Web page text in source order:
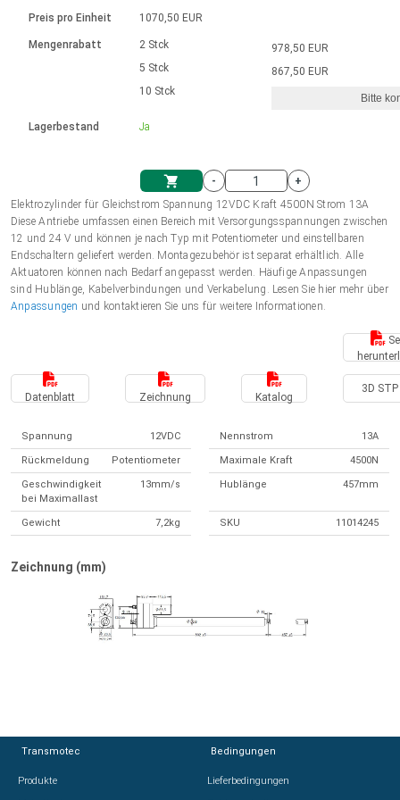
Einheitssystem
Einkaufswagen
Hubmagnete
230 - 50 Hz | 110 - 60 Hz
Drehzahlregelung für die AIS-Serie
Bürstenlose Gleichstrommotoren
mit Planetengetriebe und internem
Ø 28-42| 1-1400 rpm | <= 290Ncm
Bürstenlose DC Motor Controller
Gleichstrommotoren mit
Schneckengetriebe und Bürsten
Ø43-124mm | 31-425rpm | ≤ 41Nm
Treiber für Gleichstrommotoren mit
Synchron-Asynchron | für 1-4 Elektrozylinder
Synchron-Asynchron | für 1-4 Elektrozylinder
Français (EUR)
Polski (EUR)
Norsk (NOK)
Suomi (EUR)
Preis pro Einheit
Mengenrabatt
Lagerbestand
1070,50 EUR
2 Stck
5 Stck
10 Stck
Ja
978,50 EUR
867,50 EUR
Bitte
-
+
Elektrozylinder für Gleichstrom Spannung 12VDC Kraft 4500N Strom 13A
Diese Antriebe umfassen einen Bereich mit Versorgungsspannungen zwischen
12 und 24 V und können je nach Typ mit Potentiometer und einstellbaren
Endschaltern geliefert werden. Montagezubehör ist separat erhältlich. Alle
Aktuatoren können nach Bedarf angepasst werden. Häufige Anpassungen
sind Hublänge, Kabelverbindungen und Verkabelung. Lesen Sie hier mehr über
Anpassungen und kontaktieren Sie uns für weitere Informationen.
Datenblatt Zeichnung Katalog
3D STP
Spannung 12VDC Nennstrom 13A
Rückmeldung Potentiometer Maximale Kraft 4500N
Geschwindigkeit
bei Maximallast
13mm/s Hublänge 457mm
Gewicht 7,2kg SKU 11014245
Zeichnung (mm)
Transmotec
Produkte
Bedingungen
Lieferbedingungen
Transmotec
Produkte
Bedingungen
Lieferbedingungen